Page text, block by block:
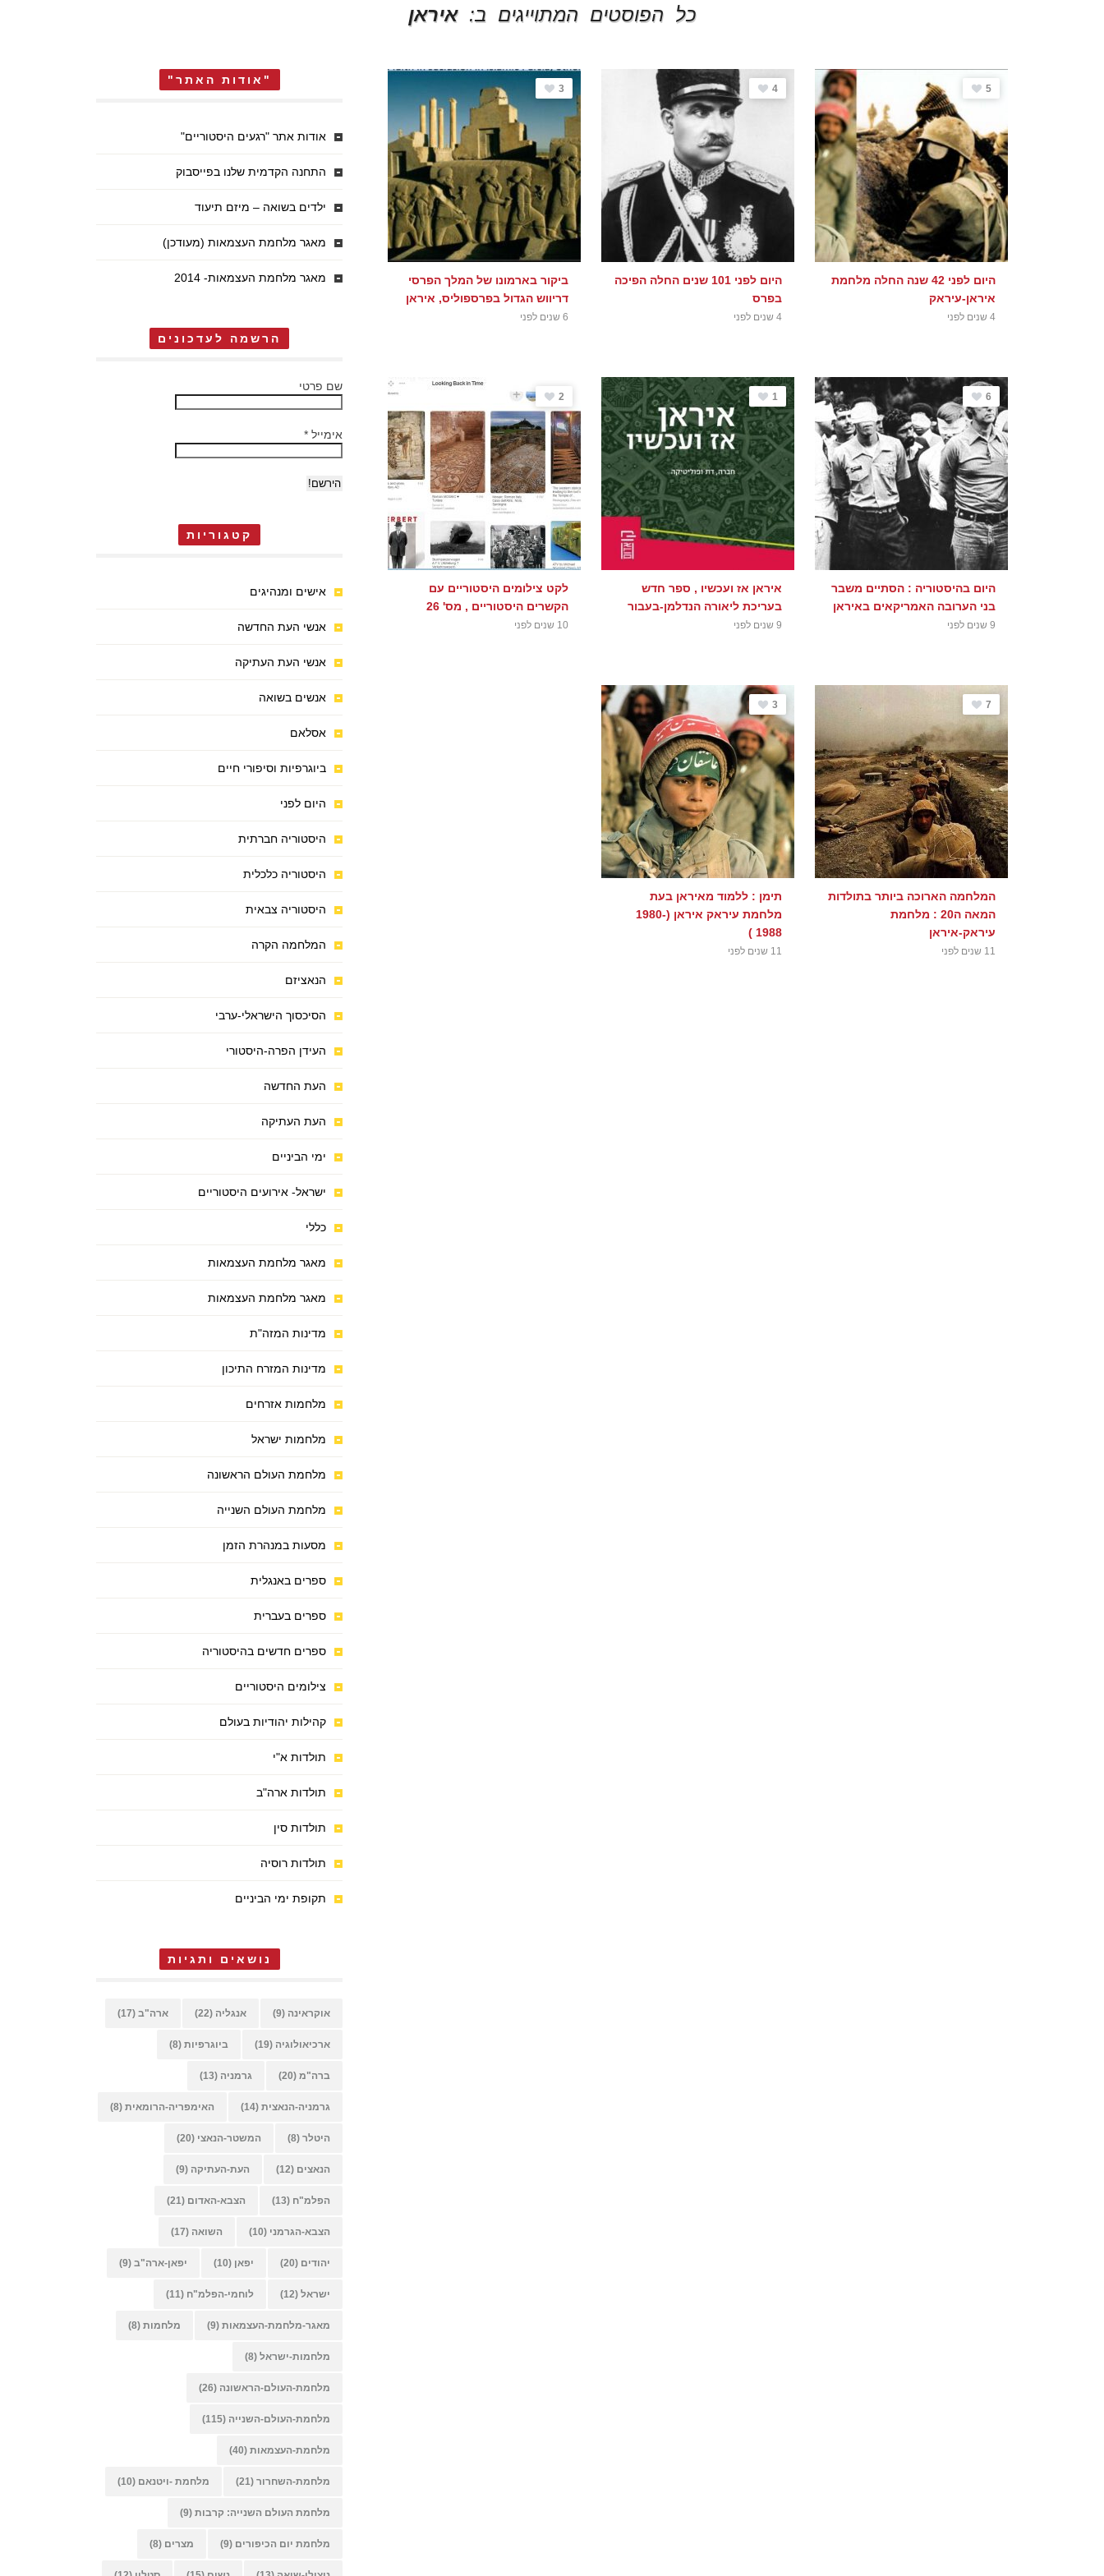
כל הפוסטים המתוייגים ב:איראן
5
היום לפני 42 שנה החלה מלחמת
איראן-עיראק
4 שנים לפני
4
היום לפני 101 שנים החלה הפיכה
בפרס
4 שנים לפני
3
ביקור בארמונו של המלך הפרסי
דריווש הגדול בפרספוליס, איראן
6 שנים לפני
6
היום בהיסטוריה : הסתיים משבר
בני הערובה האמריקאים באיראן
9 שנים לפני
1
איראן אז ועכשיו , ספר חדש
בעריכת ליאורה הנדלמן-בעבור
9 שנים לפני
2
לקט צילומים היסטוריים עם
הקשרים היסטוריים , מס' 26
10 שנים לפני
7
המלחמה הארוכה ביותר בתולדות
המאה ה20 : מלחמת
עיראק-איראן
11 שנים לפני
3
תימן : ללמוד מאיראן בעת
מלחמת עיראק איראן (1980-
1988 )
11 שנים לפני
"אודות האתר"
אודות אתר "רגעים היסטוריים"
התחנה הקדמית שלנו בפייסבוק
ילדים בשואה – מיזם תיעוד
מאגר מלחמת העצמאות (מעודכן)
מאגר מלחמת העצמאות- 2014
הרשמה לעדכונים
שם פרטי
אימייל *
קטגוריות
אישים ומנהיגים
אנשי העת החדשה
אנשי העת העתיקה
אנשים בשואה
אסלאם
ביוגרפיות וסיפורי חיים
היום לפני
היסטוריה חברתית
היסטוריה כלכלית
היסטוריה צבאית
המלחמה הקרה
הנאציזם
הסיכסוך הישראלי-ערבי
העידן הפרה-היסטורי
העת החדשה
העת העתיקה
ימי הביניים
ישראל- אירועים היסטוריים
כללי
מאגר מלחמת העצמאות
מאגר מלחמת העצמאות
מדינות המזה"ת
מדינות המזרח התיכון
מלחמות אזרחים
מלחמות ישראל
מלחמת העולם הראשונה
מלחמת העולם השנייה
מסעות במנהרת הזמן
ספרים באנגלית
ספרים בעברית
ספרים חדשים בהיסטוריה
צילומים היסטוריים
קהילות יהודיות בעולם
תולדות א"י
תולדות ארה"ב
תולדות סין
תולדות רוסיה
תקופת ימי הביניים
נושאים ותגיות
אוקראינה (9) אנגליה (22) ארה"ב (17)
ארכיאולוגיה (19) ביוגרפיות (8)
ברה"מ (20) גרמניה (13)
גרמניה-הנאצית (14) האימפריה-הרומאית (8)
היטלר (8) המשטר-הנאצי (20)
הנאצים (12) העת-העתיקה (9)
הפלמ"ח (13) הצבא-האדום (21)
הצבא-הגרמני (10) השואה (17)
יהודים (20) יפאן (10) יפאן-ארה"ב (9)
ישראל (12) לוחמי-הפלמ"ח (11)
מאגר-מלחמת-העצמאות (9) מלחמות (8)
מלחמות-ישראל (8)
מלחמת-העולם-הראשונה (26)
מלחמת-העולם-השנייה (115)
מלחמת-העצמאות (40)
מלחמת-השחרור (21) מלחמת -ויטנאם (10)
מלחמת העולם השנייה: קרבות (9)
מלחמת יום הכיפורים (9) מצרים (8)